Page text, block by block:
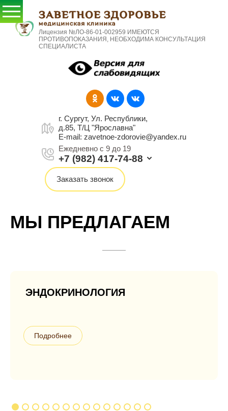
Лицензия №ЛО-86-01-002959 ИМЕЮТСЯ
ПРОТИВОПОКАЗАНИЯ, НЕОБХОДИМА КОНСУЛЬТАЦИЯ
СПЕЦИАЛИСТА
г. Сургут, Ул. Республики,
д.85, Т/Ц "Ярославна"
E-mail: zavetnoe-zdorovie@yandex.ru
Ежедневно с 9 до 19
+7 (982) 417-74-88
Заказать звонок
МЫ ПРЕДЛАГАЕМ
ЭНДОКРИНОЛОГИЯ
Подробнее